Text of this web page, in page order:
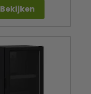
Bekijken